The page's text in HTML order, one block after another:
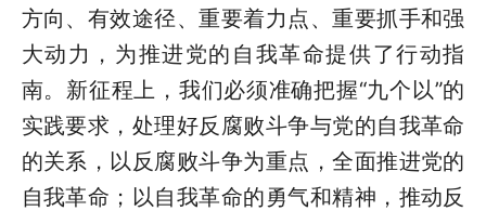
方向、有效途径、重要着力点、重要抓手和强
大动力，为推进党的自我革命提供了行动指
南。新征程上，我们必须准确把握“九个以”的
实践要求，处理好反腐败斗争与党的自我革命
的关系，以反腐败斗争为重点，全面推进党的
自我革命；以自我革命的勇气和精神，推动反